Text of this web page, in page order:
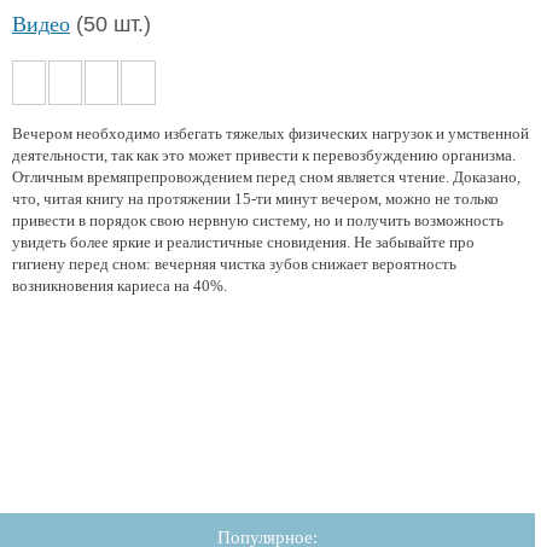
Видео (50 шт.)
Вечером необходимо избегать тяжелых физических нагрузок и умственной
деятельности, так как это может привести к перевозбуждению организма.
Отличным времяпрепровождением перед сном является чтение. Доказано,
что, читая книгу на протяжении 15-ти минут вечером, можно не только
привести в порядок свою нервную систему, но и получить возможность
увидеть более яркие и реалистичные сновидения. Не забывайте про
гигиену перед сном: вечерняя чистка зубов снижает вероятность
возникновения кариеса на 40%.
Популярное: